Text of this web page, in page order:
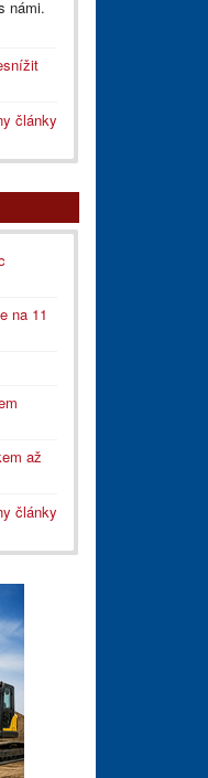
námi.
články
na 11
až
články